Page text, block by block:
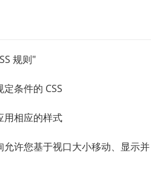
规则"
条件的 CSS
用相应的样式
许您基于视口大小移动、显示并